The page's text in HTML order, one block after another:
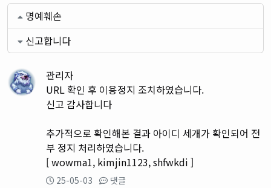
명예훼손
신고합니다
관리자
URL 확인 후 이용정지 조치하였습니다.
신고 감사합니다
추가적으로 확인해본 결과 아이디 세개가 확인되어 전
부 정지 처리하였습니다.
[ wowma1, kimjin1123, shfwkdi ]
25-05-03 댓글